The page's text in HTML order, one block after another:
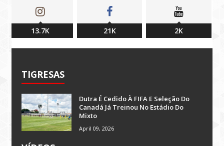
13.7K 21K 2K
TIGRESAS
Dutra É Cedido À FIFA E Seleção Do
Canadá Já Treinou No Estádio Do
Mixto
April 09, 2026